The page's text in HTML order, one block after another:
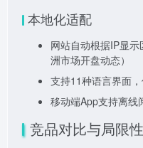
本地化适配
网站自动根据IP显
洲市场开盘动态）
支持11种语言界面
移动端App支持离线
竞品对比与局限性